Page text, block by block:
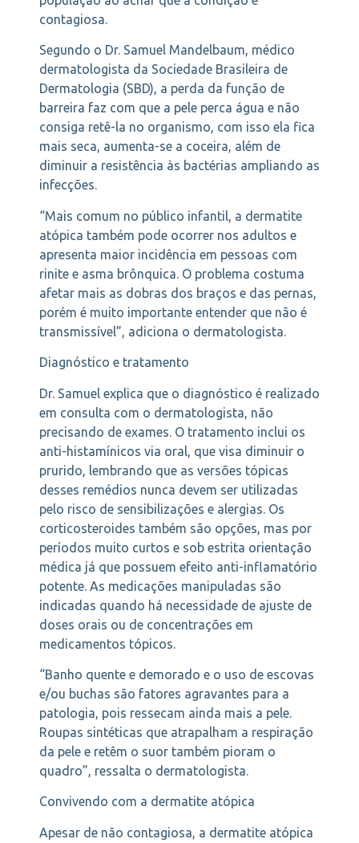
contagiosa.
Segundo o Dr. Samuel Mandelbaum, médico
dermatologista da Sociedade Brasileira de
Dermatologia (SBD), a perda da função de
barreira faz com que a pele perca água e não
consiga retê-la no organismo, com isso ela fica
mais seca, aumenta-se a coceira, além de
diminuir a resistência às bactérias ampliando as
infecções.
“Mais comum no público infantil, a dermatite
atópica também pode ocorrer nos adultos e
apresenta maior incidência em pessoas com
rinite e asma brônquica. O problema costuma
afetar mais as dobras dos braços e das pernas,
porém é muito importante entender que não é
transmissível”, adiciona o dermatologista.
Diagnóstico e tratamento
Dr. Samuel explica que o diagnóstico é realizado
em consulta com o dermatologista, não
precisando de exames. O tratamento inclui os
anti-histamínicos via oral, que visa diminuir o
prurido, lembrando que as versões tópicas
desses remédios nunca devem ser utilizadas
pelo risco de sensibilizações e alergias. Os
corticosteroides também são opções, mas por
períodos muito curtos e sob estrita orientação
médica já que possuem efeito anti-inflamatório
potente. As medicações manipuladas são
indicadas quando há necessidade de ajuste de
doses orais ou de concentrações em
medicamentos tópicos.
“Banho quente e demorado e o uso de escovas
e/ou buchas são fatores agravantes para a
patologia, pois ressecam ainda mais a pele.
Roupas sintéticas que atrapalham a respiração
da pele e retêm o suor também pioram o
quadro”, ressalta o dermatologista.
Convivendo com a dermatite atópica
Apesar de não contagiosa, a dermatite atópica